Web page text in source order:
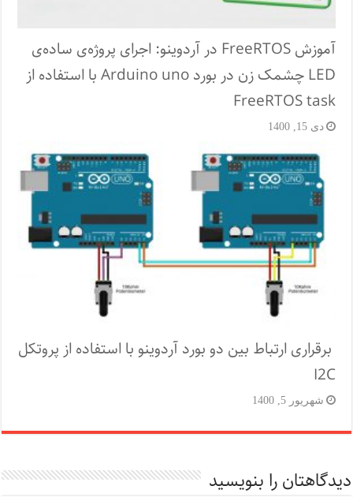
آموزش FreeRTOS در آردوینو: اجرای پروژه‌ی ساده‌ی
LED چشمک زن در بورد Arduino uno با استفاده از
FreeRTOS task
دی 15, 1400
برقراری ارتباط بین دو بورد آردوینو با استفاده از پروتکل
I2C
شهریور 5, 1400
دیدگاهتان را بنویسید